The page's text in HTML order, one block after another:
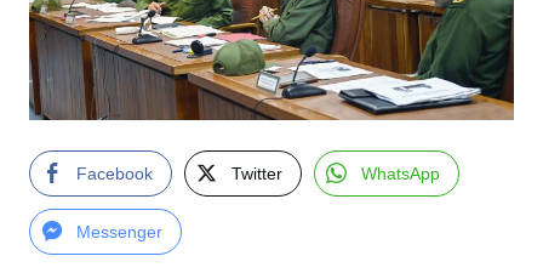
Facebook Twitter WhatsApp
Messenger